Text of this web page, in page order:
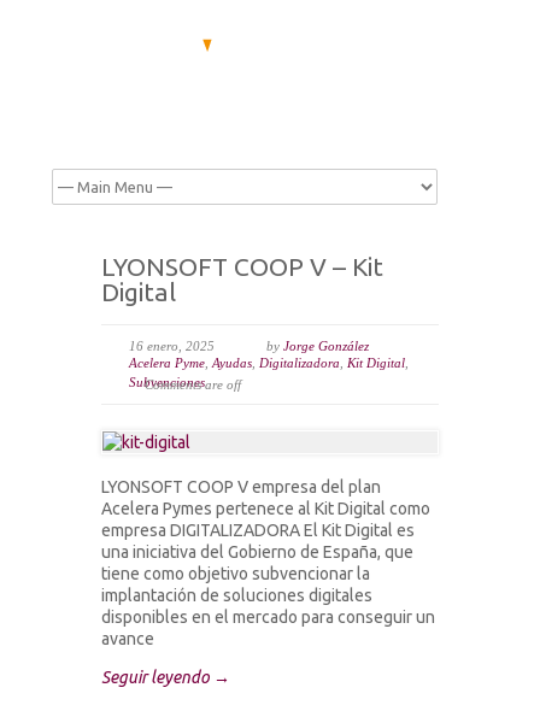
LYONSOFT COOP V – Kit
Digital
16 enero, 2025 by Jorge González
Acelera Pyme Ayudas Digitalizadora Kit Digital
Subvenciones
Comments are off
LYONSOFT COOP V empresa del plan
Acelera Pymes pertenece al Kit Digital como
empresa DIGITALIZADORA El Kit Digital es
una iniciativa del Gobierno de España, que
tiene como objetivo subvencionar la
implantación de soluciones digitales
disponibles en el mercado para conseguir un
avance
Seguir leyendo →